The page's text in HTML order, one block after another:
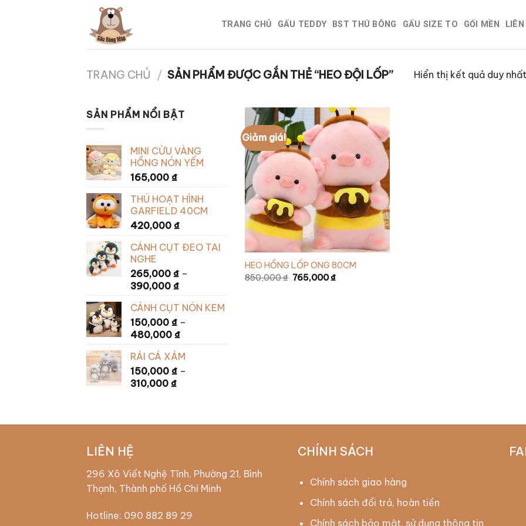
TRANG CHỦ GẤU TEDDY BST THÚ BÔNG GẤU SIZE TO GỐI MỀN
TRANG CHỦ / SẢN PHẨM ĐƯỢC GẮN THẺ “HEO ĐỘI LỐP” Hiển thị kết quả duy nhất
SẢN PHẨM NỔI BẬT
MINI CỪU VÀNG
HỒNG NÓN YẾM
165,000 ₫
THÚ HOẠT HÌNH
GARFIELD 40CM
420,000 ₫
CÁNH CỤT ĐEO TAI
NGHE
265,000 ₫ –
390,000 ₫
CÁNH CỤT NÓN KEM
150,000 ₫ –
480,000 ₫
RÁI CÁ XÁM
150,000 ₫ –
310,000 ₫
Giảm giá!
HEO HỒNG LỐP ONG 80CM
850,000₫ 765,000₫
LIÊN HỆ
296 Xô Viết Nghệ Tĩnh, Phường 21, Bình
Thạnh, Thành phố Hồ Chí Minh
Hotline: 090 882 89 29
CHÍNH SÁCH
Chính sách giao hàng
Chính sách đổi trả, hoàn tiền
Chính sách bảo mật, sử dụng thông tin